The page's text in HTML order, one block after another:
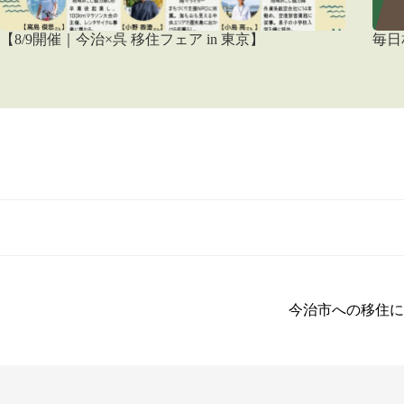
【8/9開催｜今治×呉 移住フェア in 東京】 毎
今治市への移住